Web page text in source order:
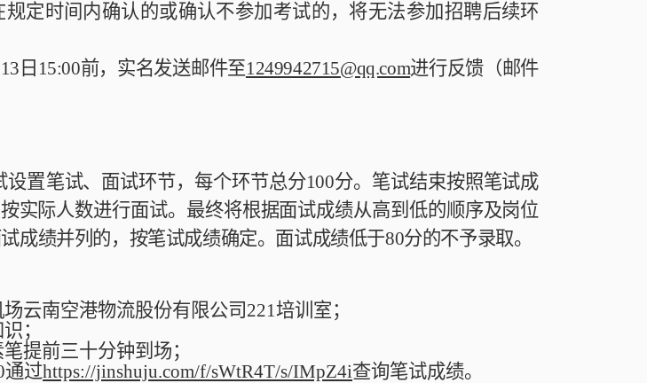
定时间内确认的或确认不参加考试的，将无法参加招聘后续环
13 日 15:00前，实名发送邮件至1249942715@qq.com进行反馈（邮件
设置笔试、面试环节，每个环节总分100分。笔试结束按照笔试成
实际人数进行面试。最终将根据面试成绩从高到低的顺序及岗位
成绩并列的，按笔试成绩确定。面试成绩低于80分的不予录取。
云南空港物流股份有限公司221培训室；
；
提前三十分钟到场；
通过https://jinshuju.com/f/sWtR4T/s/IMpZ4i查询笔试成绩。